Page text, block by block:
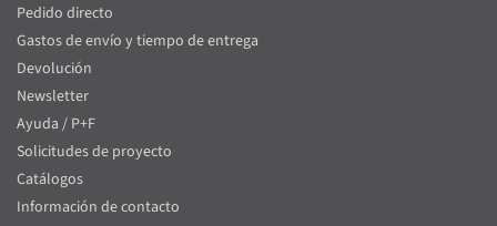
Pedido directo
Gastos de envío y tiempo de entrega
Devolución
Newsletter
Ayuda / P+F
Solicitudes de proyecto
Catálogos
Información de contacto